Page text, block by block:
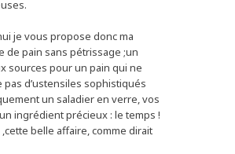
je vous propose donc ma
de pain sans pétrissage ;un
sources pour un pain qui ne
pas d’ustensiles sophistiqués
un saladier en verre, vos
ingrédient précieux : le temps !
belle affaire, comme dirait